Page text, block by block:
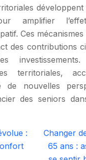
développent
amplifier
Ces
des contributions
investissements.
territoriales,
de nouvelles
des seniors
:
Changer
65 ans :